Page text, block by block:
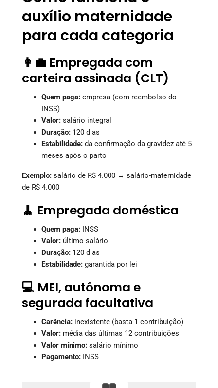
auxílio maternidade
para cada categoria
👩‍💼 Empregada com
carteira assinada (CLT)
Quem paga: empresa (com reembolso do
INSS)
Valor: salário integral
Duração: 120 dias
Estabilidade: da confirmação da gravidez até 5
meses após o parto
Exemplo: salário de R$ 4.000 → salário-maternidade
de R$ 4.000
🧹 Empregada doméstica
Quem paga: INSS
Valor: último salário
Duração: 120 dias
Estabilidade: garantida por lei
💻 MEI, autônoma e
segurada facultativa
Carência: inexistente (basta 1 contribuição)
Valor: média das últimas 12 contribuições
Valor mínimo: salário mínimo
Pagamento: INSS